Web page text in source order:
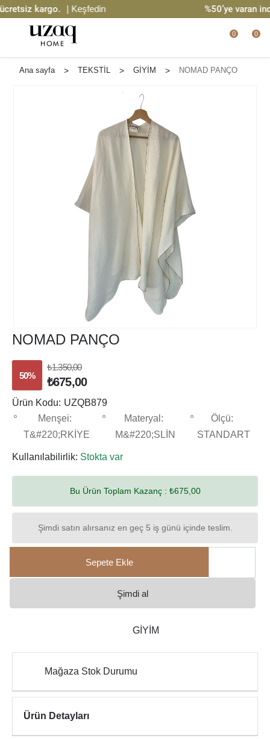
kargo. | Keşfedin %50’ye varan
0 0
Ana sayfa > TEKSTİL > GİYİM > NOMAD PANÇO
NOMAD PANÇO
50%
₺1.350,00
₺675,00
Ürün Kodu: UZQB879
Menşei:
T&#220;RKİYE
Materyal:
M&#220;SLİN
Ölçü:
STANDART
Kullanılabilirlik: Stokta var
Bu Ürün Toplam Kazanç : ₺675,00
Şimdi satın alırsanız en geç 5 iş günü içinde teslim.
Sepete Ekle
Şimdi al
GİYİM
Mağaza Stok Durumu
Ürün Detayları